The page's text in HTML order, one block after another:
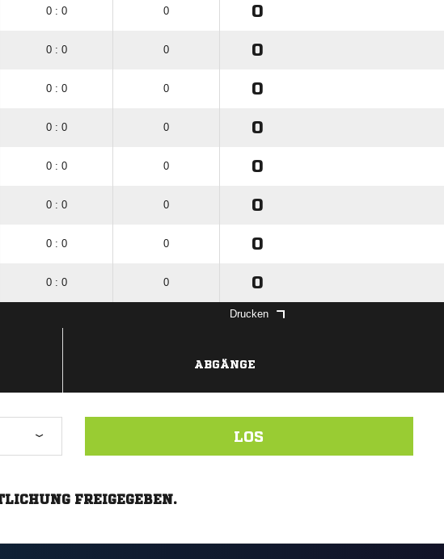
0 : 0 0 0
0 : 0 0 0
0 : 0 0 0
0 : 0 0 0
0 : 0 0 0
0 : 0 0 0
0 : 0 0 0
0 : 0 0 0
Drucken
ABGÄNGE
LOS
FREIGEGEBEN.